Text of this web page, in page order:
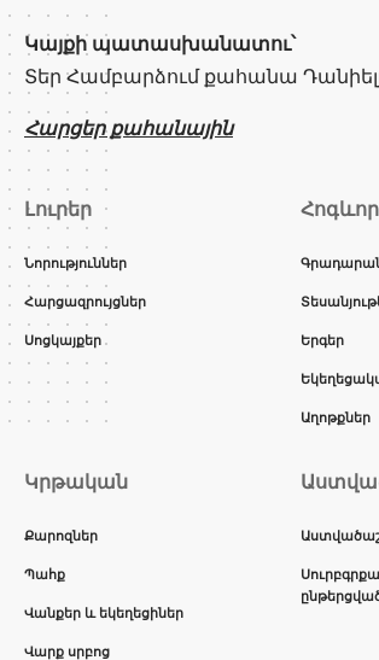
Կայքի պատասխանատու՝
Տեր Համբարձում քահանա
Հարցեր քահանային
Լուրեր
Նորություններ
Հարցազրույցներ
Սոցկայքեր
Հոգևոր
Երգեր
Աղոթքներ
Կրթական
Քարոզներ
Պահք
Վանքեր և եկեղեցիներ
Վարք սրբոց